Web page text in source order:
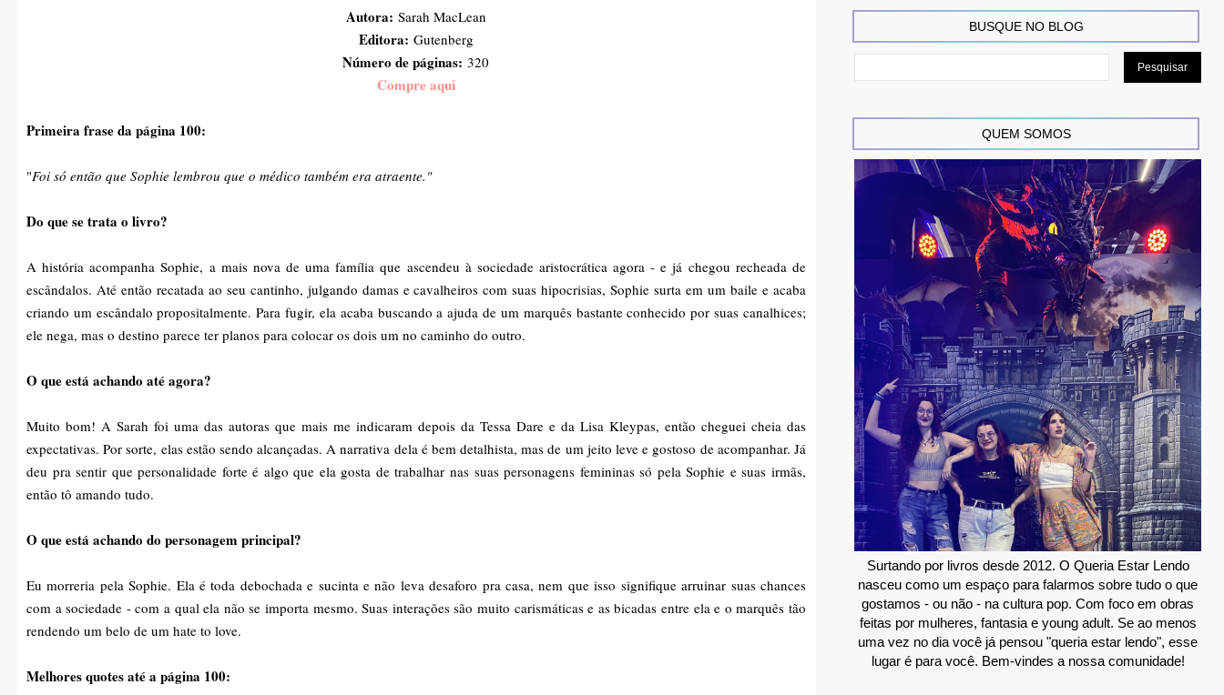
Autora: Sarah MacLean
Editora: Gutenberg
Número de páginas: 320
Compre aqui
Primeira frase da página 100:
"Foi só então que Sophie lembrou que o médico também era atraente."
Do que se trata o livro?
A história acompanha Sophie, a mais nova de uma família que ascendeu à sociedade aristocrática agora - e já chegou recheada de
escândalos. Até então recatada ao seu cantinho, julgando damas e cavalheiros com suas hipocrisias, Sophie surta em um baile e acaba
criando um escândalo propositalmente. Para fugir, ela acaba buscando a ajuda de um marquês bastante conhecido por suas canalhices;
ele nega, mas o destino parece ter planos para colocar os dois um no caminho do outro.
O que está achando até agora?
Muito bom! A Sarah foi uma das autoras que mais me indicaram depois da Tessa Dare e da Lisa Kleypas, então cheguei cheia das
expectativas. Por sorte, elas estão sendo alcançadas. A narrativa dela é bem detalhista, mas de um jeito leve e gostoso de acompanhar. Já
deu pra sentir que personalidade forte é algo que ela gosta de trabalhar nas suas personagens femininas só pela Sophie e suas irmãs,
então tô amando tudo.
O que está achando do personagem principal?
Eu morreria pela Sophie. Ela é toda debochada e sucinta e não leva desaforo pra casa, nem que isso signifique arruinar suas chances
com a sociedade - com a qual ela não se importa mesmo. Suas interações são muito carismáticas e as bicadas entre ela e o marquês tão
rendendo um belo de um hate to love.
Melhores quotes até a página 100:
BUSQUE NO BLOG
QUEM SOMOS
Surtando por livros desde 2012. O Queria Estar Lendo
nasceu como um espaço para falarmos sobre tudo o que
gostamos - ou não - na cultura pop. Com foco em obras
feitas por mulheres, fantasia e young adult. Se ao menos
uma vez no dia você já pensou "queria estar lendo", esse
lugar é para você. Bem-vindes a nossa comunidade!